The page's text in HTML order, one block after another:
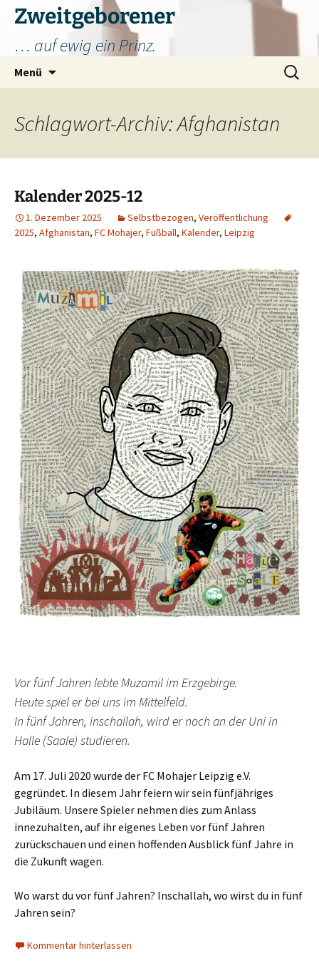
Zum
Inhalt
springen
Zweitgeborener
… auf ewig ein Prinz.
Menü
Suchen
nach:
Schlagwort-Archiv: Afghanistan
Kalender 2025-12
1. Dezember 2025 Selbstbezogen, Veröffentlichung
2025, Afghanistan, FC Mohajer, Fußball, Kalender, Leipzig
Vor fünf Jahren lebte Muzamil im Erzgebirge.
Heute spiel er bei uns im Mittelfeld.
In fünf Jahren, inschallah, wird er noch an der Uni in
Halle (Saale) studieren.
Am 17. Juli 2020 wurde der FC Mohajer Leipzig e.V.
gegründet. In diesem Jahr feiern wir sein fünfjähriges
Jubiläum. Unsere Spieler nehmen dies zum Anlass
innezuhalten, auf ihr eigenes Leben vor fünf Jahren
zurückschauen und einen hoffenden Ausblick fünf Jahre in
die Zukunft wagen.
Wo warst du vor fünf Jahren? Inschallah, wo wirst du in fünf
Jahren sein?
Kommentar hinterlassen